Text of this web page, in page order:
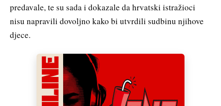
predavale, te su sada i dokazale da hrvatski istražioci
nisu napravili dovoljno kako bi utvrdili sudbinu njihove
djece.